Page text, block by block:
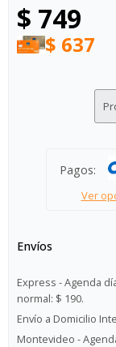
$ 749
$ 637
Pagos:
Ver
Envíos
Express - Agenda
normal: $ 190.
Envío a Domicilio
Montevideo -